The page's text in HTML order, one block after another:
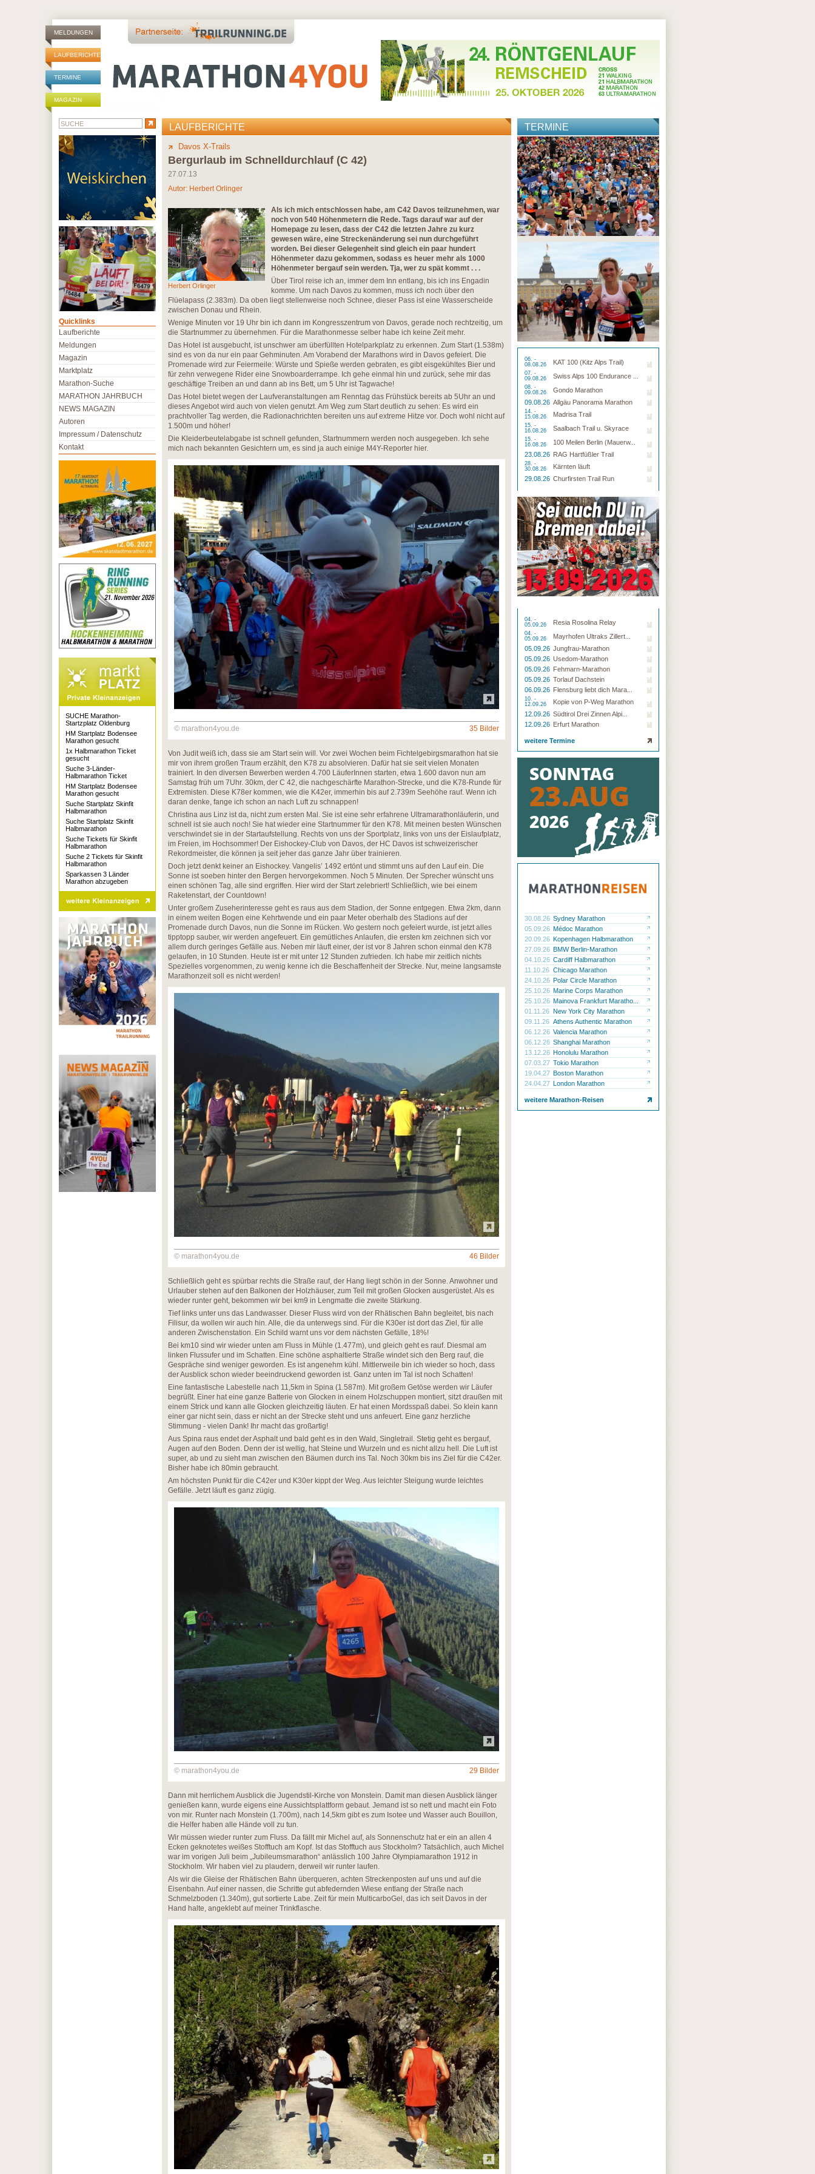
MELDUNGEN
LAUFBERICHTE
TERMINE
MAGAZIN
LAUFBERICHTE
Davos X-Trails
Bergurlaub im Schnelldurchlauf (C 42)
27.07.13
Autor: Herbert Orlinger
Herbert Orlinger
Als ich mich entschlossen habe, am C42 Davos teilzunehmen, war
noch von 540 Höhenmetern die Rede. Tags darauf war auf der
Homepage zu lesen, dass der C42 die letzten Jahre zu kurz
gewesen wäre, eine Streckenänderung sei nun durchgeführt
worden. Bei dieser Gelegenheit sind gleich ein paar hundert
Höhenmeter dazu gekommen, sodass es heuer mehr als 1000
Höhenmeter bergauf sein werden. Tja, wer zu spät kommt . . .
Über Tirol reise ich an, immer dem Inn entlang, bis ich ins Engadin
komme. Um nach Davos zu kommen, muss ich noch über den
Flüelapass (2.383m). Da oben liegt stellenweise noch Schnee, dieser Pass ist eine Wasserscheide
zwischen Donau und Rhein.
Wenige Minuten vor 19 Uhr bin ich dann im Kongresszentrum von Davos, gerade noch rechtzeitig, um
die Startnummer zu übernehmen. Für die Marathonmesse selber habe ich keine Zeit mehr.
Das Hotel ist ausgebucht, ist unschwer am überfüllten Hotelparkplatz zu erkennen. Zum Start (1.538m)
sind es von da nur ein paar Gehminuten. Am Vorabend der Marathons wird in Davos gefeiert. Die
Promenade wird zur Feiermeile: Würste und Spieße werden gebraten, es gibt eisgekühltes Bier und
für zehn verwegene Rider eine Snowboarderrampe. Ich gehe einmal hin und zurück, sehe mir das
geschäftige Treiben an und dann ab ins Bett, um 5 Uhr ist Tagwache!
Das Hotel bietet wegen der Laufveranstaltungen am Renntag das Frühstück bereits ab 5Uhr an und
dieses Angebot wird auch von vielen genutzt. Am Weg zum Start deutlich zu sehen: Es wird ein
prachtvoller Tag werden, die Radionachrichten bereiten uns auf extreme Hitze vor. Doch wohl nicht auf
1.500m und höher!
Die Kleiderbeutelabgabe ist schnell gefunden, Startnummern werden noch ausgegeben. Ich sehe
mich nach bekannten Gesichtern um, es sind ja auch einige M4Y-Reporter hier.
© marathon4you.de 35 Bilder
Von Judit weiß ich, dass sie am Start sein will. Vor zwei Wochen beim Fichtelgebirgsmarathon hat sie
mir von ihrem großen Traum erzählt, den K78 zu absolvieren. Dafür hat sie seit vielen Monaten
trainiert. In den diversen Bewerben werden 4.700 LäuferInnen starten, etwa 1.600 davon nun am
Samstag früh um 7Uhr. 30km, der C 42, die nachgeschärfte Marathon-Strecke, und die K78-Runde für
Extremisten. Diese K78er kommen, wie die K42er, immerhin bis auf 2.739m Seehöhe rauf. Wenn ich
daran denke, fange ich schon an nach Luft zu schnappen!
Christina aus Linz ist da, nicht zum ersten Mal. Sie ist eine sehr erfahrene Ultramarathonläuferin, und
schnell ist sie auch noch! Sie hat wieder eine Startnummer für den K78. Mit meinen besten Wünschen
verschwindet sie in der Startaufstellung. Rechts von uns der Sportplatz, links von uns der Eislaufplatz,
im Freien, im Hochsommer! Der Eishockey-Club von Davos, der HC Davos ist schweizerischer
Rekordmeister, die können ja seit jeher das ganze Jahr über trainieren.
Doch jetzt denkt keiner an Eishockey. Vangelis’ 1492 ertönt und stimmt uns auf den Lauf ein. Die
Sonne ist soeben hinter den Bergen hervorgekommen. Noch 5 Minuten. Der Sprecher wünscht uns
einen schönen Tag, alle sind ergriffen. Hier wird der Start zelebriert! Schließlich, wie bei einem
Raketenstart, der Countdown!
Unter großem Zuseherinteresse geht es raus aus dem Stadion, der Sonne entgegen. Etwa 2km, dann
in einem weiten Bogen eine Kehrtwende und ein paar Meter oberhalb des Stadions auf der
Promenade durch Davos, nun die Sonne im Rücken. Wo gestern noch gefeiert wurde, ist jetzt alles
tipptopp sauber, wir werden angefeuert. Ein gemütliches Anlaufen, die ersten km zeichnen sich vor
allem durch geringes Gefälle aus. Neben mir läuft einer, der ist vor 8 Jahren schon einmal den K78
gelaufen, in 10 Stunden. Heute ist er mit unter 12 Stunden zufrieden. Ich habe mir zeitlich nichts
Spezielles vorgenommen, zu wenig kenne ich die Beschaffenheit der Strecke. Nur, meine langsamste
Marathonzeit soll es nicht werden!
© marathon4you.de 46 Bilder
Schließlich geht es spürbar rechts die Straße rauf, der Hang liegt schön in der Sonne. Anwohner und
Urlauber stehen auf den Balkonen der Holzhäuser, zum Teil mit großen Glocken ausgerüstet. Als es
wieder runter geht, bekommen wir bei km9 in Lengmatte die zweite Stärkung.
Tief links unter uns das Landwasser. Dieser Fluss wird von der Rhätischen Bahn begleitet, bis nach
Filisur, da wollen wir auch hin. Alle, die da unterwegs sind. Für die K30er ist dort das Ziel, für alle
anderen Zwischenstation. Ein Schild warnt uns vor dem nächsten Gefälle, 18%!
Bei km10 sind wir wieder unten am Fluss in Mühle (1.477m), und gleich geht es rauf. Diesmal am
linken Flussufer und im Schatten. Eine schöne asphaltierte Straße windet sich den Berg rauf, die
Gespräche sind weniger geworden. Es ist angenehm kühl. Mittlerweile bin ich wieder so hoch, dass
der Ausblick schon wieder beeindruckend geworden ist. Ganz unten im Tal ist noch Schatten!
Eine fantastische Labestelle nach 11,5km in Spina (1.587m). Mit großem Getöse werden wir Läufer
begrüßt. Einer hat eine ganze Batterie von Glocken in einem Holzschuppen montiert, sitzt draußen mit
einem Strick und kann alle Glocken gleichzeitig läuten. Er hat einen Mordsspaß dabei. So klein kann
einer gar nicht sein, dass er nicht an der Strecke steht und uns anfeuert. Eine ganz herzliche
Stimmung - vielen Dank! Ihr macht das großartig!
Aus Spina raus endet der Asphalt und bald geht es in den Wald, Singletrail. Stetig geht es bergauf,
Augen auf den Boden. Denn der ist wellig, hat Steine und Wurzeln und es nicht allzu hell. Die Luft ist
super, ab und zu sieht man zwischen den Bäumen durch ins Tal. Noch 30km bis ins Ziel für die C42er.
Bisher habe ich 80min gebraucht.
Am höchsten Punkt für die C42er und K30er kippt der Weg. Aus leichter Steigung wurde leichtes
Gefälle. Jetzt läuft es ganz zügig.
© marathon4you.de 29 Bilder
Dann mit herrlichem Ausblick die Jugendstil-Kirche von Monstein. Damit man diesen Ausblick länger
genießen kann, wurde eigens eine Aussichtsplattform gebaut. Jemand ist so nett und macht ein Foto
von mir. Runter nach Monstein (1.700m), nach 14,5km gibt es zum Isotee und Wasser auch Bouillon,
die Helfer haben alle Hände voll zu tun.
Wir müssen wieder runter zum Fluss. Da fällt mir Michel auf, als Sonnenschutz hat er ein an allen 4
Ecken geknotetes weißes Stofftuch am Kopf. Ist das Stofftuch aus Stockholm? Tatsächlich, auch Michel
war im vorigen Juli beim „Jubileumsmarathon“ anlässlich 100 Jahre Olympiamarathon 1912 in
Stockholm. Wir haben viel zu plaudern, derweil wir runter laufen.
Als wir die Gleise der Rhätischen Bahn überqueren, achten Streckenposten auf uns und auf die
Eisenbahn. Auf einer nassen, die Schritte gut abfedernden Wiese entlang der Straße nach
Schmelzboden (1.340m), gut sortierte Labe. Zeit für mein MulticarboGel, das ich seit Davos in der
Hand halte, angeklebt auf meiner Trinkflasche.
TERMINE
06. -
08.08.26
KAT 100 (Kitz Alps Trail)
07. -
09.08.26
Swiss Alps 100 Endurance ...
08. -
09.08.26
Gondo Marathon
09.08.26 Allgäu Panorama Marathon
14. -
15.08.26
Madrisa Trail
15. -
16.08.26
Saalbach Trail u. Skyrace
15. -
16.08.26
100 Meilen Berlin (Mauerw...
23.08.26 RAG Hartfüßler Trail
28. -
30.08.26
Kärnten läuft
29.08.26 Churfirsten Trail Run
04. -
05.09.26
Resia Rosolina Relay
04. -
05.09.26
Mayrhofen Ultraks Zillert...
05.09.26 Jungfrau-Marathon
05.09.26 Usedom-Marathon
05.09.26 Fehmarn-Marathon
05.09.26 Torlauf Dachstein
06.09.26 Flensburg liebt dich Mara...
10. -
12.09.26
Kopie von P-Weg Marathon
12.09.26 Südtirol Drei Zinnen Alpi...
12.09.26 Erfurt Marathon
weitere Termine
30.08.26 Sydney Marathon
05.09.26 Médoc Marathon
20.09.26 Kopenhagen Halbmarathon
27.09.26 BMW Berlin-Marathon
04.10.26 Cardiff Halbmarathon
11.10.26 Chicago Marathon
24.10.26 Polar Circle Marathon
25.10.26 Marine Corps Marathon
25.10.26 Mainova Frankfurt Maratho...
01.11.26 New York City Marathon
09.11.26 Athens Authentic Marathon
06.12.26 Valencia Marathon
06.12.26 Shanghai Marathon
13.12.26 Honolulu Marathon
07.03.27 Tokio Marathon
19.04.27 Boston Marathon
24.04.27 London Marathon
weitere Marathon-Reisen
Quicklinks
Laufberichte
Meldungen
Magazin
Marktplatz
Marathon-Suche
MARATHON JAHRBUCH
NEWS MAGAZIN
Autoren
Impressum / Datenschutz
Kontakt
SUCHE Marathon-
Startzplatz Oldenburg
HM Startplatz Bodensee
Marathon gesucht
1x Halbmarathon Ticket
gesucht
Suche 3-Länder-
Halbmarathon Ticket
HM Startplatz Bodensee
Marathon gesucht
Suche Startplatz Skinfit
Halbmarathon
Suche Startplatz Skinfit
Halbmarathon
Suche Tickets für Skinfit
Halbmarathon
Suche 2 Tickets für Skinfit
Halbmarathon
Sparkassen 3 Länder
Marathon abzugeben